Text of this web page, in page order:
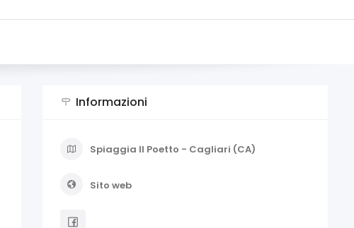
Informazioni
Spiaggia Il Poetto - Cagliari (CA)
Sito web